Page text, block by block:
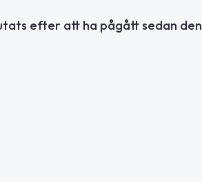
efter att ha pågått sedan den